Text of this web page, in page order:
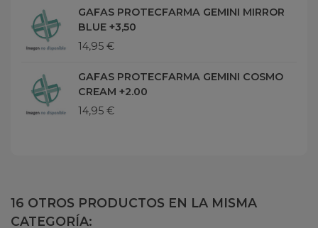
GAFAS PROTECFARMA GEMINI MIRROR
BLUE +3,50
14,95 €
GAFAS PROTECFARMA GEMINI COSMO
CREAM +2.00
14,95 €
16 OTROS PRODUCTOS EN LA MISMA
CATEGORÍA: